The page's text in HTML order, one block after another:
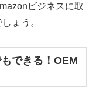
ビジネスに取
ょう。
できる！OEM